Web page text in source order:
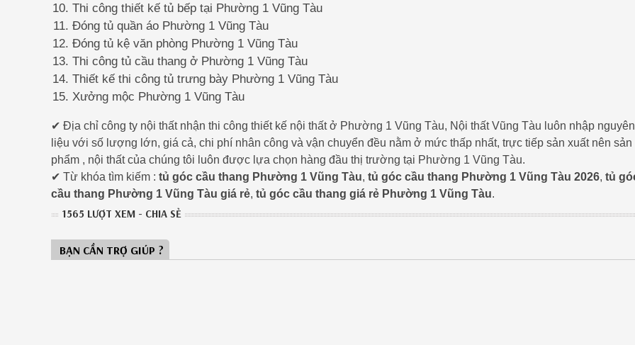
Thi công thiết kế tủ bếp tại Phường 1 Vũng Tàu
Đóng tủ quần áo Phường 1 Vũng Tàu
Đóng tủ kệ văn phòng Phường 1 Vũng Tàu
Thi công tủ cầu thang ở Phường 1 Vũng Tàu
Thiết kế thi công tủ trưng bày Phường 1 Vũng Tàu
Xưởng mộc Phường 1 Vũng Tàu
✔ Địa chỉ công ty nội thất nhận thi công thiết kế nội thất ở Phường 1 Vũng Tàu, Nội thất Vũng Tàu luôn nhập nguyên
liệu với số lượng lớn, giá cả, chi phí nhân công và vận chuyển đều nằm ở mức thấp nhất, trực tiếp sản xuất nên sản
phẩm , nội thất của chúng tôi luôn được lựa chọn hàng đầu thị trường tại Phường 1 Vũng Tàu.
✔ Từ khóa tìm kiếm : tủ góc cầu thang Phường 1 Vũng Tàu, tủ góc cầu thang Phường 1 Vũng Tàu 2026, tủ
cầu thang Phường 1 Vũng Tàu giá rẻ, tủ góc cầu thang giá rẻ Phường 1 Vũng Tàu.
1565 LƯỢT XEM - CHIA SẺ
BẠN CẦN TRỢ GIÚP ?